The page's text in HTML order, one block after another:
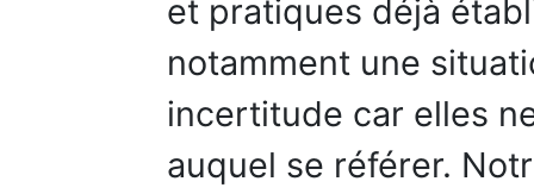
et pratiques déjà
notamment une
incertitude car elles
auquel se référer.